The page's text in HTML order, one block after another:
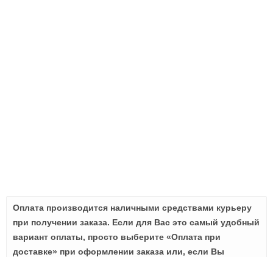
Оплата производится наличными средствами курьеру
при получении заказа. Если для Вас это самый удобный
вариант оплаты, просто выберите «Оплата при
доставке» при оформлении заказа или, если Вы